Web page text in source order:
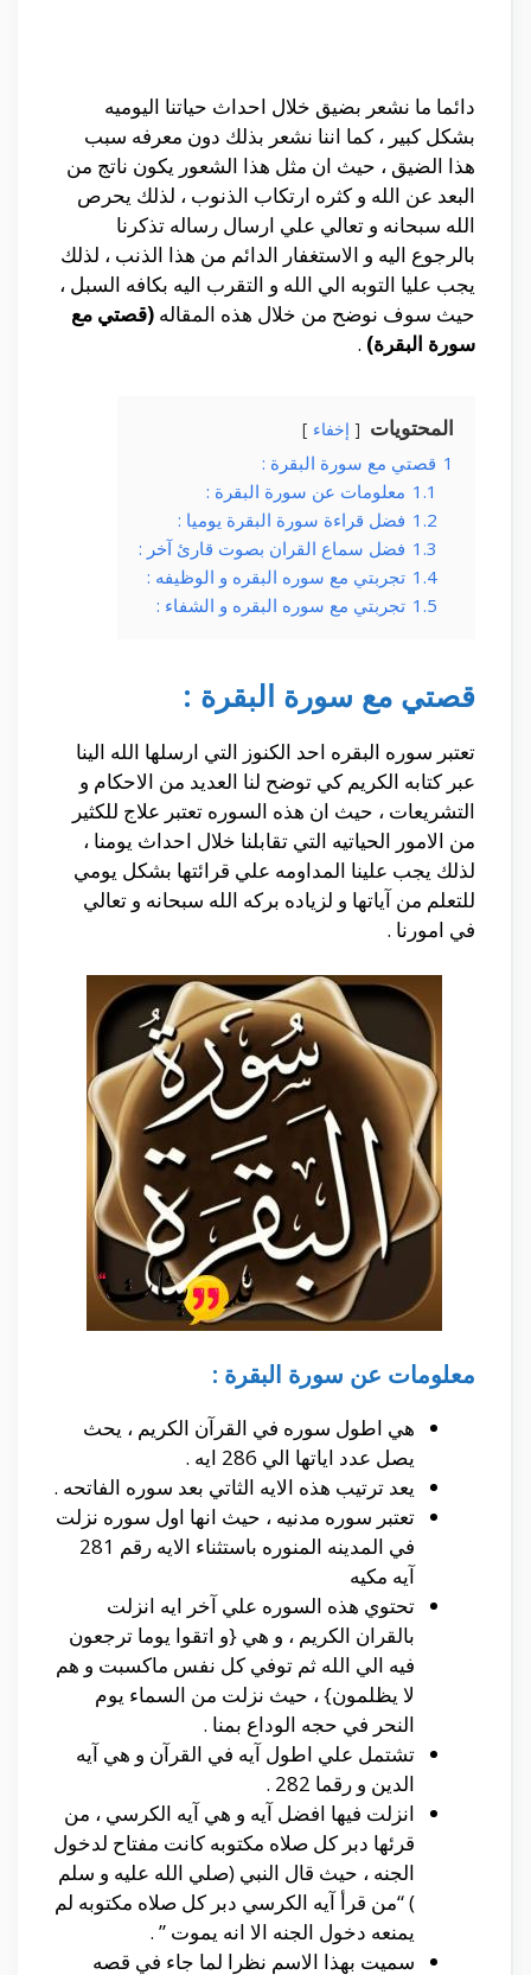
دائما ما نشعر بضيق خلال احداث حياتنا اليوميه
بشكل كبير ، كما اننا نشعر بذلك دون معرفه سبب
هذا الضيق ، حيث ان مثل هذا الشعور يكون ناتج من
البعد عن الله و كثره ارتكاب الذنوب ، لذلك يحرص
الله سبحانه و تعالي علي ارسال رساله تذكرنا
بالرجوع اليه و الاستغفار الدائم من هذا الذنب ، لذلك
يجب عليا التوبه الي الله و التقرب اليه بكافه السبل ،
حيث سوف نوضح من خلال هذه المقاله (قصتي مع
سورة البقرة) .
المحتويات إخفاء
1 قصتي مع سورة البقرة :
1.1 معلومات عن سورة البقرة :
1.2 فضل قراءة سورة البقرة يوميا :
1.3 فضل سماع القران بصوت قارئ آخر :
1.4 تجربتي مع سوره البقره و الوظيفه :
1.5 تجربتي مع سوره البقره و الشفاء :
قصتي مع سورة البقرة :
تعتبر سوره البقره احد الكنوز التي ارسلها الله الينا
عبر كتابه الكريم كي توضح لنا العديد من الاحكام و
التشريعات ، حيث ان هذه السوره تعتبر علاج للكثير
من الامور الحياتيه التي تقابلنا خلال احداث يومنا ،
لذلك يجب علينا المداومه علي قرائتها بشكل يومي
للتعلم من آياتها و لزياده بركه الله سبحانه و تعالي
في امورنا .
معلومات عن سورة البقرة :
هي اطول سوره في القرآن الكريم ، يحث
يصل عدد اياتها الي 286 ايه .
يعد ترتيب هذه الايه الثاتي بعد سوره الفاتحه .
تعتبر سوره مدنيه ، حيث انها اول سوره نزلت
في المدينه المنوره باستثناء الايه رقم 281
آيه مكيه
تحتوي هذه السوره علي آخر ايه انزلت
بالقران الكريم ، و هي {و اتقوا يوما ترجعون
فيه الي الله ثم توفي كل نفس ماكسبت و هم
لا يظلمون} ، حيث نزلت من السماء يوم
النحر في حجه الوداع بمنا .
تشتمل علي اطول آيه في القرآن و هي آيه
الدين و رقما 282 .
انزلت فيها افضل آيه و هي آيه الكرسي ، من
قرئها دبر كل صلاه مكتوبه كانت مفتاح لدخول
الجنه ، حيث قال النبي (صلي الله عليه و سلم
) “من قرأ آيه الكرسي دبر كل صلاه مكتوبه لم
يمنعه دخول الجنه الا انه يموت ” .
سميت بهذا الاسم نظرا لما جاء في قصه